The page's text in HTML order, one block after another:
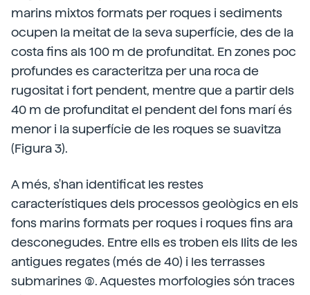
marins mixtos formats per roques i sediments
ocupen la meitat de la seva superfície, des de la
costa fins als 100 m de profunditat. En zones poc
profundes es caracteritza per una roca de
rugositat i fort pendent, mentre que a partir dels
40 m de profunditat el pendent del fons marí és
menor i la superfície de les roques se suavitza
(Figura 3).
A més, s'han identificat les restes
característiques dels processos geològics en els
fons marins formats per roques i roques fins ara
desconegudes. Entre ells es troben els llits de les
antigues regates (més de 40) i les terrasses
submarines (9). Aquestes morfologies són traces